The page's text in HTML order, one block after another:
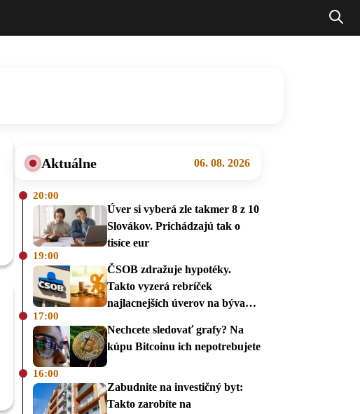
Aktuálne 06. 08. 2026
20:00
Úver si vyberá zle takmer 8 z 10
Slovákov. Prichádzajú tak o
tisíce eur
19:00
ČSOB zdražuje hypotéky.
Takto vyzerá rebríček
najlacnejších úverov na bývanie
17:00
Nechcete sledovať grafy? Na
kúpu Bitcoinu ich nepotrebujete
16:00
Zabudnite na investičný byt:
Takto zarobíte na